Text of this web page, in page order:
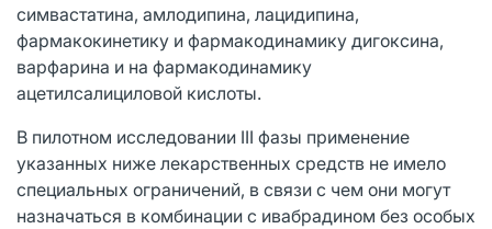
симвастатина, амлодипина, лацидипина,
фармакокинетику и фармакодинамику дигоксина,
варфарина и на фармакодинамику
ацетилсалициловой кислоты.
В пилотном исследовании III фазы применение
указанных ниже лекарственных средств не имело
специальных ограничений, в связи с чем они могут
назначаться в комбинации с ивабрадином без особых